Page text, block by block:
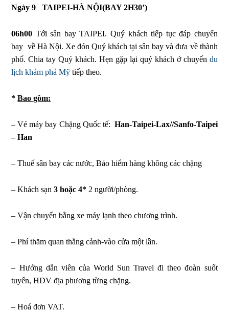
Ngày 9TAIPEI-HÀ NỘI(BAY 2H30’)
06h00 Tới sân bay TAIPEI. Quý khách tiếp tục đáp chuyến
bay về Hà Nội. Xe đón Quý khách tại sân bay và đưa về thành
phố. Chia tay Quý khách. Hẹn gặp lại quý khách ở chuyến du
lịch khám phá Mỹtiếp theo.
*Bao gồm:
– Vé máy bay Chặng Quốc tế: Han-Taipei-Lax//Sanfo-Taipei
– Han
– Thuế sân bay các nước, Bảo hiểm hàng không các chặng
– Khách sạn3 hoặc 4* 2 người/phòng.
– Vận chuyển bằng xe máy lạnh theo chương trình.
– Phí thăm quan thắng cảnh-vào cửa một lần.
– Hướng dẫn viên của World Sun Travel đi theo đoàn suốt
tuyến, HDV địa phương từng chặng.
– Hoá đơn VAT.